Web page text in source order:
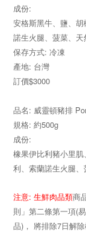
成份:
安格斯黑牛、鹽、
諾生火腿、菠菜、
保存方式: 冷凍
產地: 台灣
訂價$3000
品名: 威靈頓豬排
規格: 約500g
成份:
橡果伊比利豬小里
利、索蘭諾生火腿
注意: 生鮮肉品類商
則」第二條第一項(
品) ， 將排除7 日解